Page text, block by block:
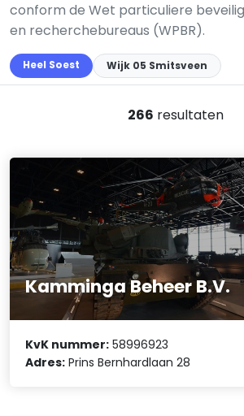
conform de Wet particuliere
en recherchebureaus (WPBR).
Heel Soest Wijk 05 Smitsveen
266 resultaten
Kamminga Beheer B.V.
KvK nummer: 58996923
Adres: Prins Bernhardlaan 28